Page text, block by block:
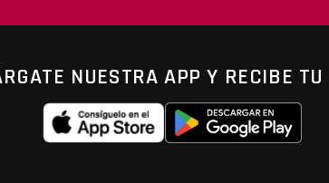
NUESTRA APP Y RECIBE TU